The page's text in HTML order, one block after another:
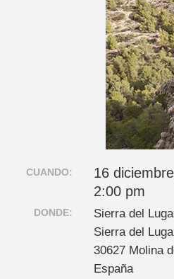
CUANDO:
16
2:00 pm
DONDE:
Sierra del
Sierra del
30627 Molina
España